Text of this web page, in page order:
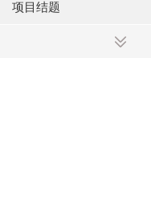
项目结题